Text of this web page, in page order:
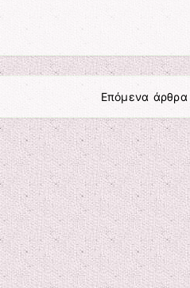
Επόμενα άρθρα